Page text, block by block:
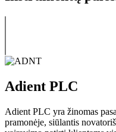
Adient PLC
Adient PLC yra žinomas
pramonėje, siūlantis